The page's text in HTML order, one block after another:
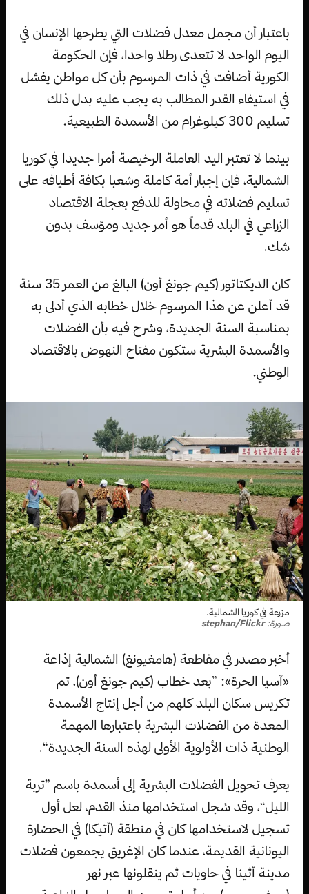
باعتبار أن مجمل معدل فضلات التي يطرحها الإنسان في
اليوم الواحد لا تتعدى رطلا واحدا، فإن الحكومة
الكورية أضافت في ذات المرسوم بأن كل مواطن يفشل
في استيفاء القدر المطالب به يجب عليه بدل ذلك
تسليم 300 كيلوغرام من الأسمدة الطبيعية.
بينما لا تعتبر اليد العاملة الرخيصة أمرا جديدا في كوريا
الشمالية، فإن إجبار أمة كاملة وشعبا بكافة أطيافه على
تسليم فضلاته في محاولة للدفع بعجلة الاقتصاد
الزراعي في البلد قدماً هو أمر جديد ومؤسف بدون
شك.
كان الديكتاتور (كيم جونغ أون) البالغ من العمر 35 سنة
قد أعلن عن هذا المرسوم خلال خطابه الذي أدلى به
بمناسبة السنة الجديدة، وشرح فيه بأن الفضلات
والأسمدة البشرية ستكون مفتاح النهوض بالاقتصاد
الوطني.
مزرعة في كوريا الشمالية.
صورة:stephan/Flickr
أخبر مصدر في مقاطعة (هامغيونغ) الشمالية إذاعة
«آسيا الحرة»: ”بعد خطاب (كيم جونغ أون)، تم
تكريس سكان البلد كلهم من أجل إنتاج الأسمدة
المعدة من الفضلات البشرية باعتبارها المهمة
الوطنية ذات الأولوية الأولى لهذه السنة الجديدة“.
يعرف تحويل الفضلات البشرية إلى أسمدة باسم ”تربة
الليل“، وقد سُجل استخدامها منذ القدم، لعل أول
تسجيل لاستخدامها كان في منطقة (أتيكا) في الحضارة
اليونانية القديمة، عندما كان الإغريق يجمعون فضلات
مدينة أثينا في حاويات ثم ينقلونها عبر نهر